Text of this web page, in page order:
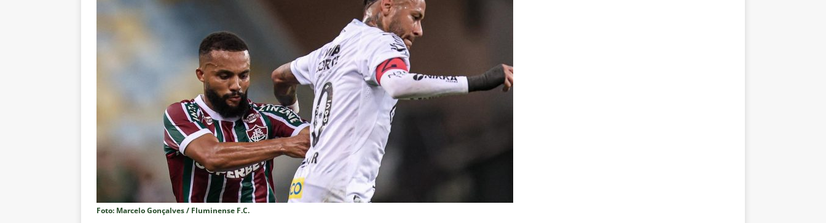
[ 7 de agosto de 2026 ]
Gigantes da Premier League disputam Kauã Elias: joia revelada pelo
Fluminense é avaliada em R$ 218 milhões e Tricolor mantém porcentagem
[ 7 de agosto de 2026 ]
Botafogo x Fluminense: onde assistir ao vivo, horário e escalações do
clássico pelo Brasileirão 2026
NOTÍCIAS
[ 7 de agosto de 2026 ]
Crise política no Fluminense: Ademar Arrais publica carta aberta e cobra
isenção de influenciadores e jornalistas sobre a gestão Mário Bittencourt
[ 6 de agosto de 2026 ] “O ano acabou”: Lindinor Larangeira detona gestão do Fluminense, aponta
paralisia de Montenegro e cobra saídas de Zubeldía, Mário e Angioni
[ 6 de agosto de 2026 ] Jogadores do Fluminense se incomodam com escolhas de Zubeldía
NOTÍCIAS
Foto: Marcelo Gonçalves / Fluminense F.C.